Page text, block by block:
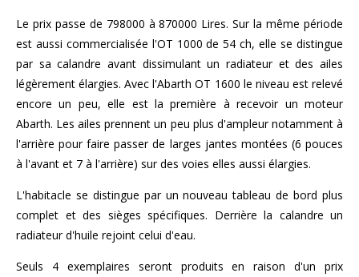
Le prix passe de 798000 à 870000 Lires. Sur la même période
est aussi commercialisée l'OT 1000 de 54 ch, elle se distingue
par sa calandre avant dissimulant un radiateur et des ailes
légèrement élargies. Avec l'Abarth OT 1600 le niveau est relevé
encore un peu, elle est la première à recevoir un moteur
Abarth. Les ailes prennent un peu plus d'ampleur notamment à
l'arrière pour faire passer de larges jantes montées (6 pouces
à l'avant et 7 à l'arrière) sur des voies elles aussi élargies.
L'habitacle se distingue par un nouveau tableau de bord plus
complet et des sièges spécifiques. Derrière la calandre un
radiateur d'huile rejoint celui d'eau.
Seuls 4 exemplaires seront produits en raison d'un prix